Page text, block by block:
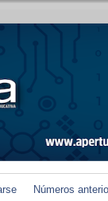
Números